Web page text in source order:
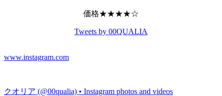
価格★★★★☆
Tweets by 00QUALIA
www.instagram.com
クオリア (@00qualia) • Instagram photos and videos